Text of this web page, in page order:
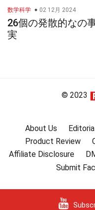
数学科学 02 12月 2024
26個の発散的なの
実
© 2023
About Us
Product Review
Affiliate Disclosure
Submit